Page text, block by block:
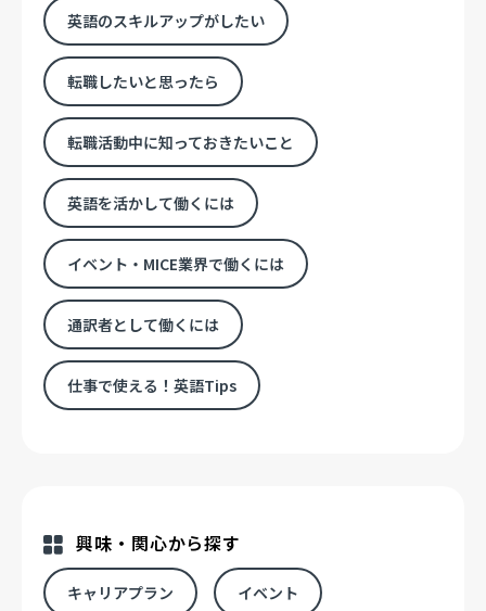
英語のスキルアップがしたい
転職したいと思ったら
転職活動中に知っておきたいこと
英語を活かして働くには
イベント・MICE業界で働くには
通訳者として働くには
仕事で使える！英語Tips
興味・関心から探す
キャリアプラン イベント